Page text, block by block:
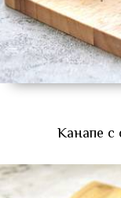
Канапе с